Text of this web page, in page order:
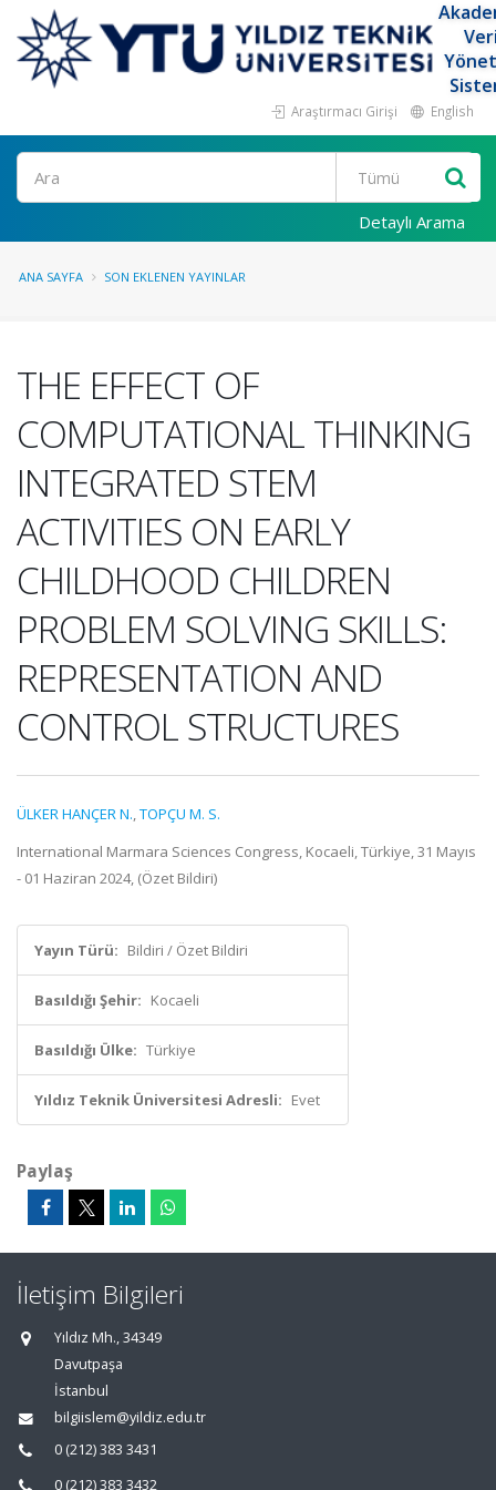
Araştırmacı Girişi English
Ara
Detaylı Arama
ANA SAYFA SON EKLENEN YAYINLAR
THE EFFECT OF
COMPUTATIONAL THINKING
INTEGRATED STEM
ACTIVITIES ON EARLY
CHILDHOOD CHILDREN
PROBLEM SOLVING SKILLS:
REPRESENTATION AND
CONTROL STRUCTURES
ÜLKER HANÇER N.,TOPÇU M. S.
International Marmara Sciences Congress, Kocaeli, Türkiye, 31 Mayıs
- 01 Haziran 2024, (Özet Bildiri)
Yayın Türü: Bildiri / Özet Bildiri
Basıldığı Şehir: Kocaeli
Basıldığı Ülke: Türkiye
Yıldız Teknik Üniversitesi Adresli: Evet
Paylaş
İletişim Bilgileri
Yıldız Mh., 34349
Davutpaşa
İstanbul
bilgiislem@yildiz.edu.tr
0 (212) 383 3431
0 (212) 383 3432